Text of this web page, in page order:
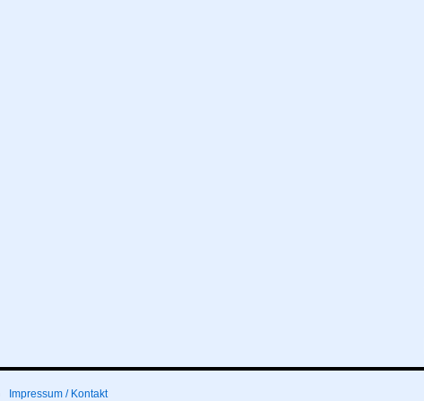
Impressum / Kontakt